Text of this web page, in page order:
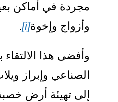
في أماكن بعيدة، بل
وإخوة
هذا الالتقاء بين
وإبراز ويلات
تهيئة أرض خصبة